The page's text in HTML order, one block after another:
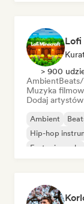
> 900
Ambient
Muzyka
Dodaj
Ambient
Hip-hop
Fortepian solo